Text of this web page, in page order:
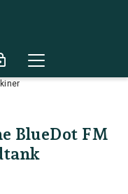
BlueDot FM